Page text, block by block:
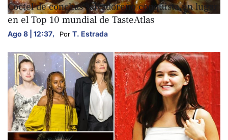
Coctel de conchas salvadoreño conquista un lugar
en el Top 10 mundial de TasteAtlas
Ago 8 | 12:37, Por T. Estrada